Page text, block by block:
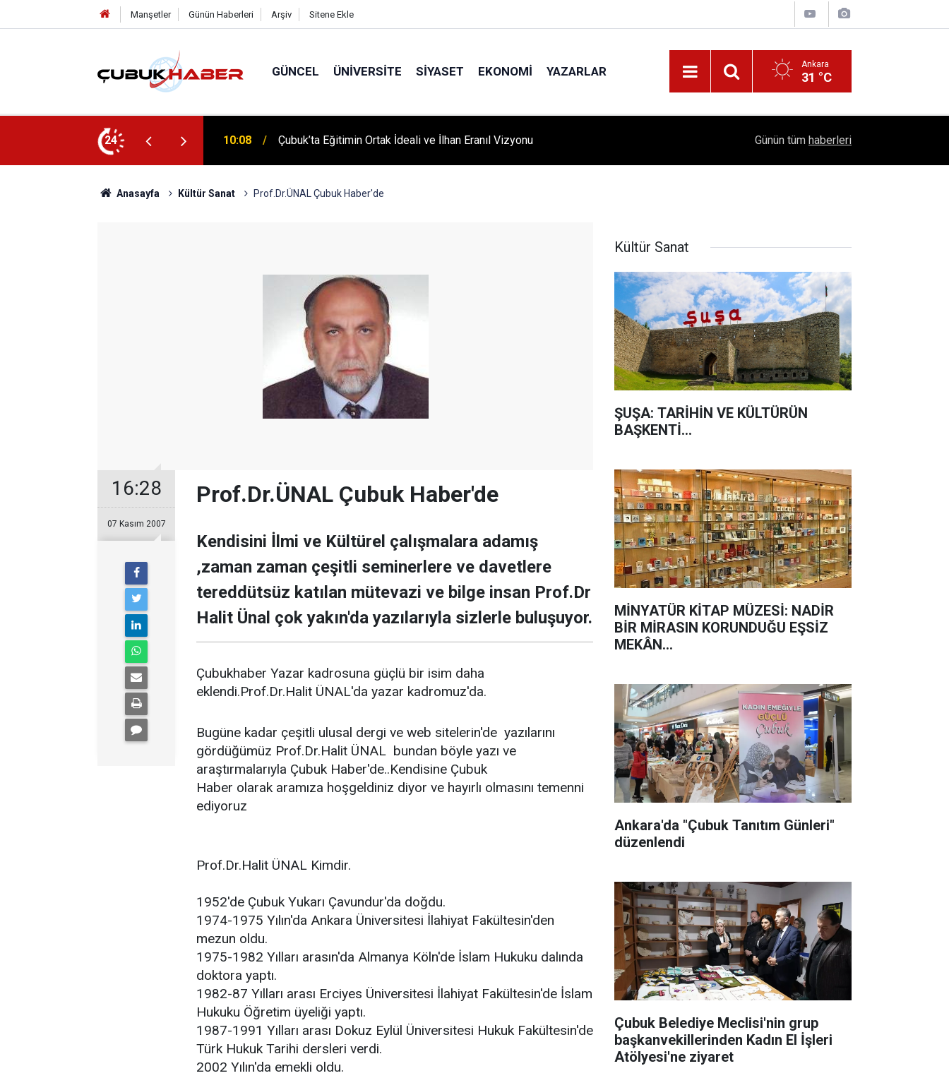
Manşetler Günün Haberleri Arşiv Sitene Ekle
GÜNCEL ÜNIVERSITE SIYASET EKONOMI YAZARLAR Ankara
31 °C
24 12:06 ÇUBUK’TA ‘YAZA MERHABA’ COŞKUSU: Kursiyerler Gönüllerince Eğlendi! 1504 Kep, Tek Bir Hedef: Bilim Kenti Çubuk
Günün tüm haberleri
Anasayfa Kültür Sanat Prof.Dr.ÜNAL Çubuk Haber'de
16:28
07 Kasım 2007
Prof.Dr.ÜNAL Çubuk Haber'de
Kendisini İlmi ve Kültürel çalışmalara adamış
,zaman zaman çeşitli seminerlere ve davetlere
tereddütsüz katılan mütevazi ve bilge insan Prof.Dr
Halit Ünal çok yakın'da yazılarıyla sizlerle buluşuyor.
Çubukhaber Yazar kadrosuna güçlü bir isim daha
eklendi.Prof.Dr.Halit ÜNAL'da yazar kadromuz'da.
Bugüne kadar çeşitli ulusal dergi ve web sitelerin'de yazılarını
gördüğümüz Prof.Dr.Halit ÜNAL bundan böyle yazı ve
araştırmalarıyla Çubuk Haber'de..Kendisine Çubuk
Haber olarak aramıza hoşgeldiniz diyor ve hayırlı olmasını temenni
ediyoruz
Prof.Dr.Halit ÜNAL Kimdir.
1952'de Çubuk Yukarı Çavundur'da doğdu.
1974-1975 Yılın'da Ankara Üniversitesi İlahiyat Fakültesin'den
mezun oldu.
1975-1982 Yılları arasın'da Almanya Köln'de İslam Hukuku dalında
doktora yaptı.
1982-87 Yılları arası Erciyes Üniversitesi İlahiyat Fakültesin'de İslam
Hukuku Öğretim üyeliği yaptı.
1987-1991 Yılları arası Dokuz Eylül Üniversitesi Hukuk Fakültesin'de
Türk Hukuk Tarihi dersleri verdi.
2002 Yılın'da emekli oldu.
Kültür Sanat
ŞUŞA: TARİHİN VE KÜLTÜRÜN
BAŞKENTİ...
MİNYATÜR KİTAP MÜZESİ: NADİR
BİR MİRASIN KORUNDUĞU EŞSİZ
MEKÂN...
Ankara'da "Çubuk Tanıtım Günleri"
düzenlendi
Çubuk Belediye Meclisi'nin grup
başkanvekillerinden Kadın El İşleri
Atölyesi'ne ziyaret